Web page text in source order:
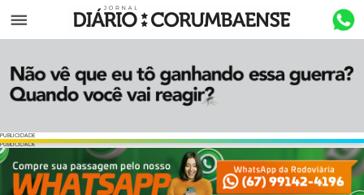
Menu
PUBLICIDADE
PUBLICIDADE